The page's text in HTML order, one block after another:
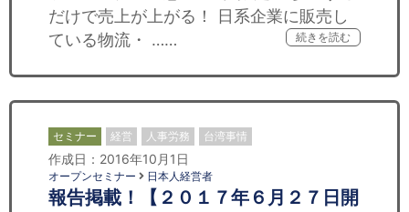
だけで売上が上がる！ 日系企業に販売し
ている物流・ ……
続きを読む
セミナー 経営 人事労務 台湾事情
作成日：2016年10月1日
オープンセミナー 日本人経営者
報告掲載！【２０１７年６月２７日開